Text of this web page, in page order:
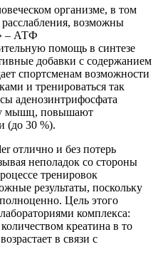
организме, в том
возможны
– АТФ
помощь в синтезе
добавки с содержанием
спортсменам возможности
и тренироваться так
аденозинтрифосфата
мышц, повышают
(до 30 %).
отлично и без потерь
неполадок со стороны
тренировок
результаты, поскольку
Цель этого
комплекса:
креатина в то
в связи с